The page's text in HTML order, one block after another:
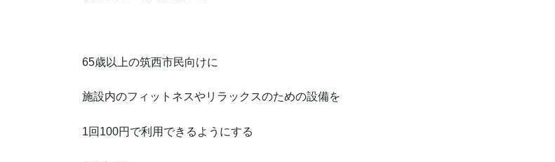
65歳以上の筑西市民向けに
施設内のフィットネスやリラックスのための設備を
1回100円で利用できるようにする